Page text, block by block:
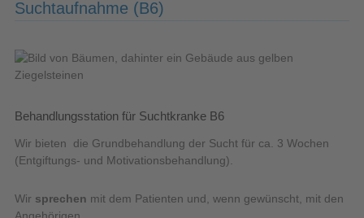
Suchtaufnahme (B6)
Behandlungsstation für Suchtkranke B6
Wir bieten die Grundbehandlung der Sucht für ca. 3 Wochen
(Entgiftungs- und Motivationsbehandlung).
Wir sprechen mit dem Patienten und, wenn gewünscht, mit den
Angehörigen.